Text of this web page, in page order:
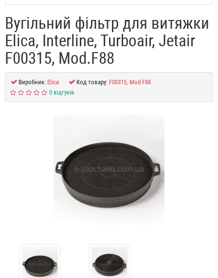
Вугільний фільтр для витяжки
Elica, Interline, Turboair, Jetair
F00315, Mod.F88
Виробник: Elica Код товару: F00315, Mod.F88
0 відгуків